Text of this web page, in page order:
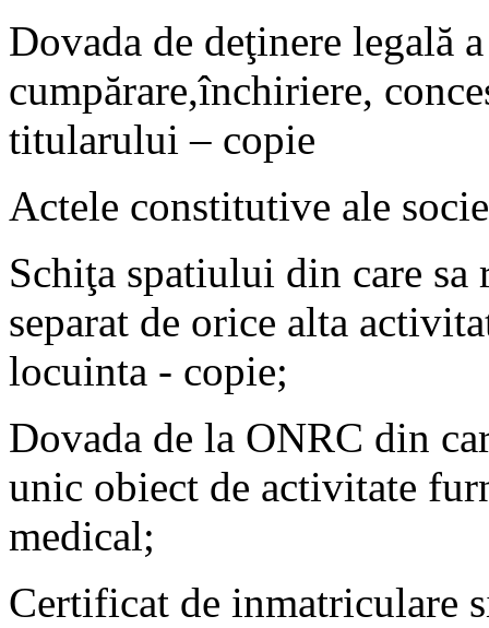
Dovada de deţinere legală
cumpărare,închiriere,
titularului – copie
Actele constitutive ale
Schiţa spatiului din care sa
separat de orice alta
locuinta - copie;
Dovada de la ONRC din
unic obiect de activitate
medical;
Certificat de inmatriculare